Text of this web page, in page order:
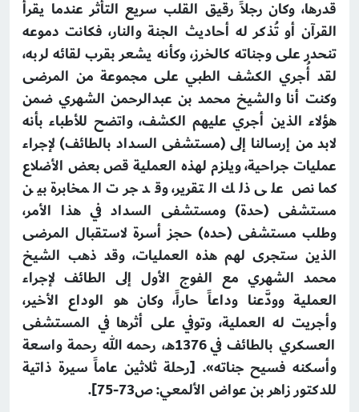
قدرها، وكان رجلاً رقيق القلب سريع التأثر عندما يقرأ
القرآن أو تُذكر له أحاديث الجنة والنار، فكانت دموعه
تنحدر على وجناته كالخرز، وكأنه يشعر بقرب لقائه لربه،
لقد أُجري الكشف الطبي على مجموعة من المرضى
وكنت أنا والشيخ محمد بن عبدالرحمن الشهري ضمن
هؤلاء الذين أجري عليهم الكشف، واتضح للأطباء بأنه
لابد من إرسالنا إلى (مستشفى السداد بالطائف) لإجراء
عمليات جراحية، ويلزم لهذه العملية قص بعض الأضلاع
كما نص على ذلك التقرير، وقد جرت المخابرة بين
مستشفى (حدة) ومستشفى السداد في هذا الأمر،
وطلب مستشفى (حده) حجز أسرة لاستقبال المرضى
الذين ستجرى لهم هذه العمليات، وقد ذهب الشيخ
محمد الشهري مع الفوج الأول إلى الطائف لإجراء
العملية وودَّعنا وداعاً حاراً، وكان هو الوداع الأخير،
وأجريت له العملية، وتوفي على أثرها في المستشفى
العسكري بالطائف في 1376هـ، رحمه الله رحمة واسعة
وأسكنه فسيح جناته». [رحلة ثلاثين عاماً سيرة ذاتية
للدكتور زاهر بن عواض الألمعي: ص73-75].